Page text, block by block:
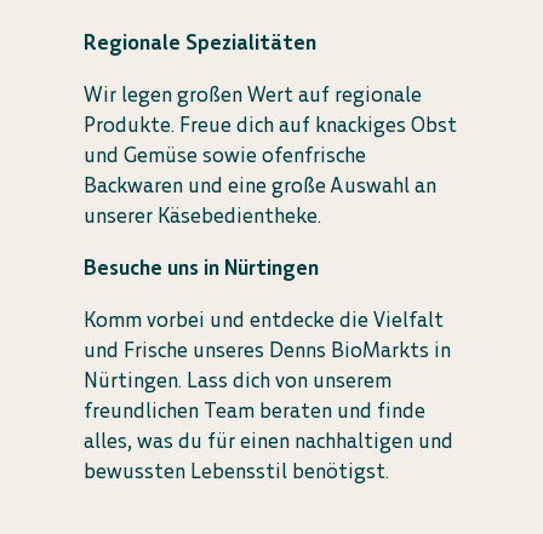
Regionale Spezialitäten
Wir legen großen Wert auf regionale
Produkte. Freue dich auf knackiges Obst
und Gemüse sowie ofenfrische
Backwaren und eine große Auswahl an
unserer Käsebedientheke.
Besuche uns in Nürtingen
Komm vorbei und entdecke die Vielfalt
und Frische unseres Denns BioMarkts in
Nürtingen. Lass dich von unserem
freundlichen Team beraten und finde
alles, was du für einen nachhaltigen und
bewussten Lebensstil benötigst.